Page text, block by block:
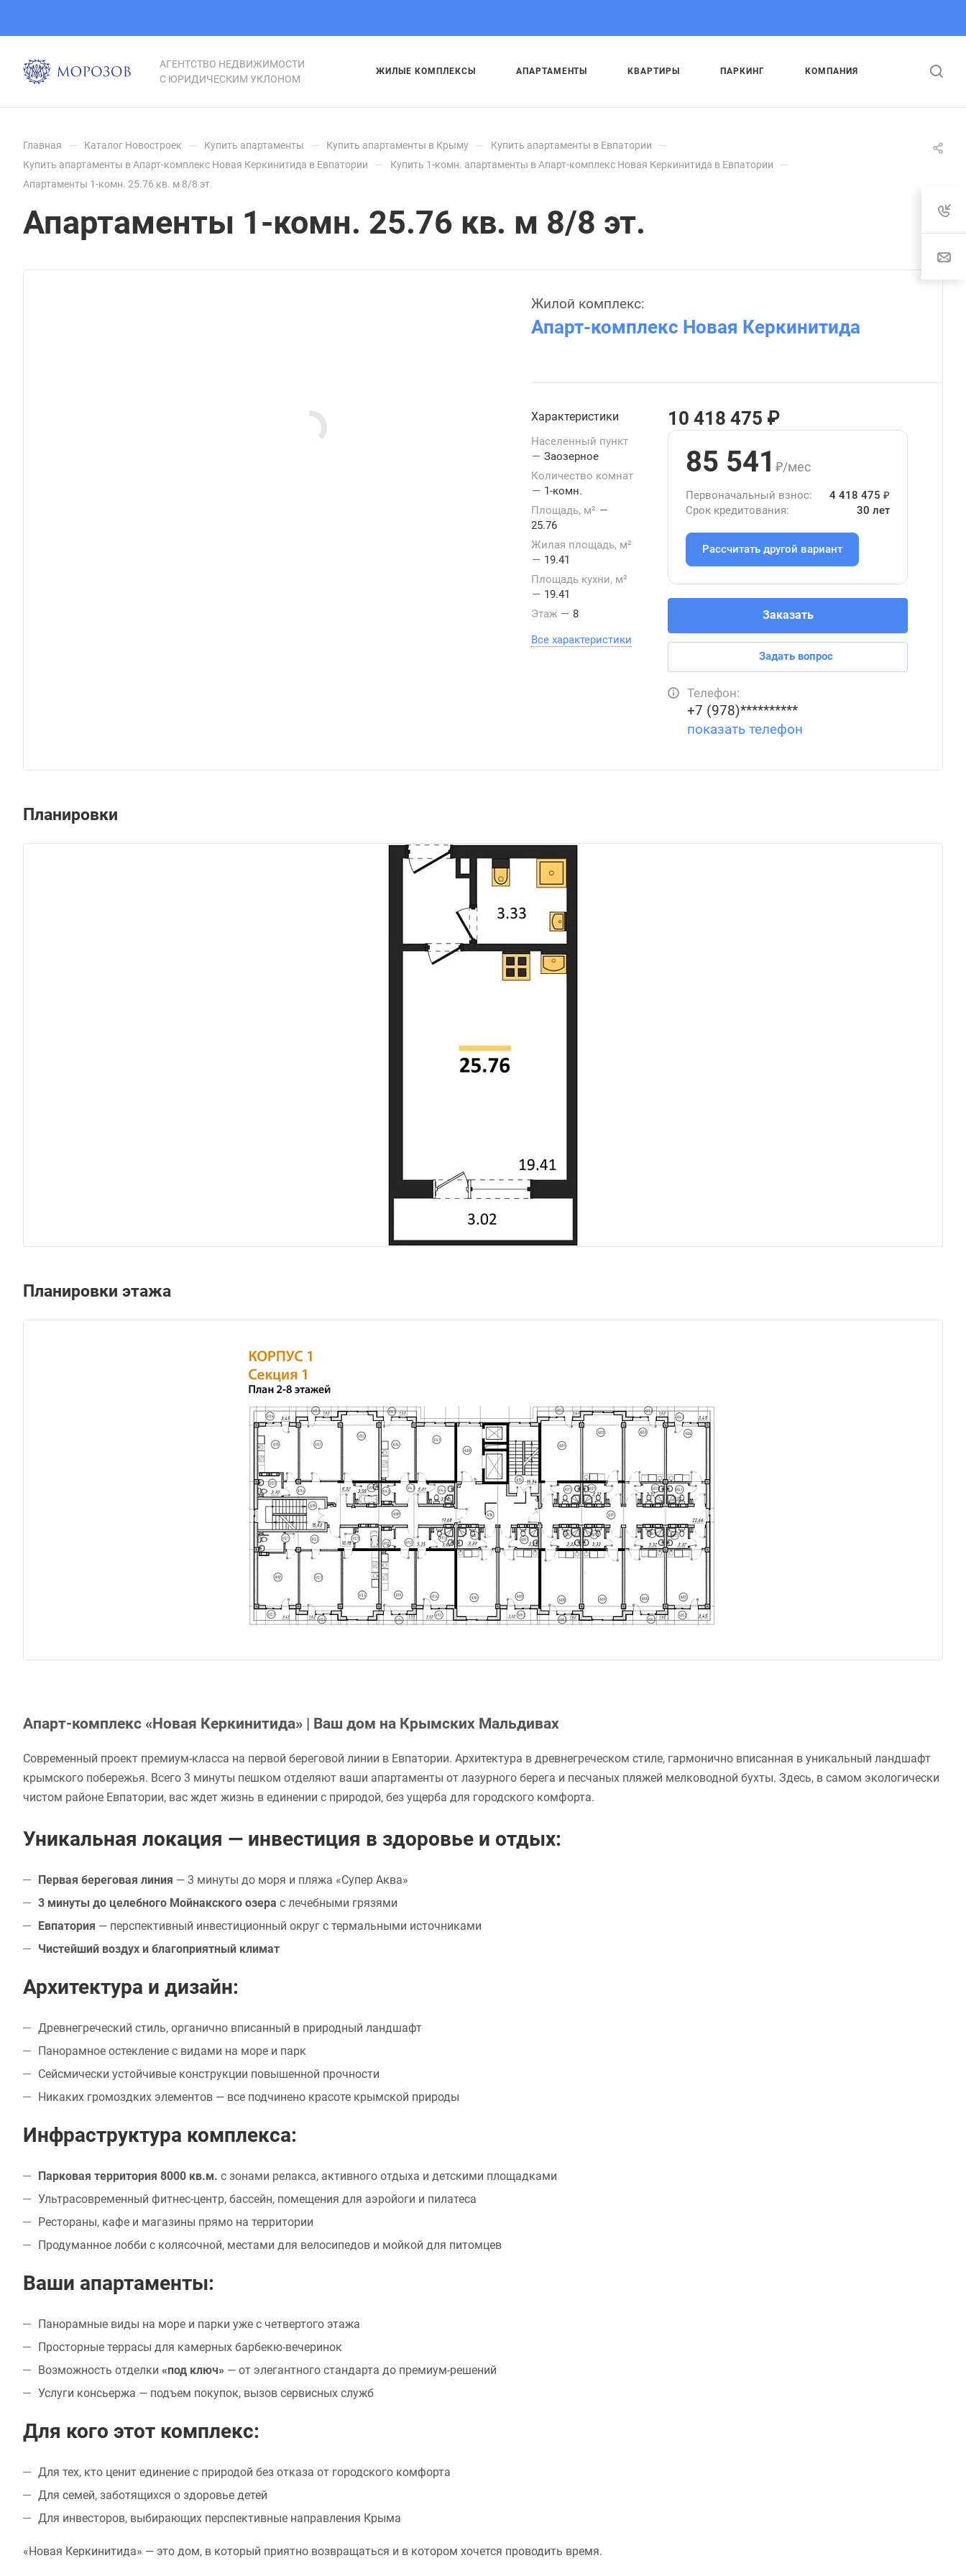
АГЕНТСТВО НЕДВИЖИМОСТИ
С ЮРИДИЧЕСКИМ УКЛОНОМ
ЖИЛЫЕ КОМПЛЕКСЫ АПАРТАМЕНТЫ КВАРТИРЫ ПАРКИНГ КОМПАНИЯ
Главная — Каталог Новостроек — Купить апартаменты — Купить апартаменты в Крыму — Купить апартаменты в Евпатории —
Купить апартаменты в Апарт-комплекс Новая Керкинитида в Евпатории — Купить 1-комн. апартаменты в Апарт-комплекс Новая Керкинитида в Евпатории —
Апартаменты 1-комн. 25.76 кв. м 8/8 эт.
Апартаменты 1-комн. 25.76 кв. м 8/8 эт.
Жилой комплекс:
Апарт-комплекс Новая Керкинитида
Характеристики
Населенный пункт
— Заозерное
Количество комнат
— 1-комн.
Площадь, м² —
25.76
Жилая площадь, м²
— 19.41
Площадь кухни, м²
— 19.41
Этаж — 8
Все характеристики
10 418 475 ₽
85 541 ₽/мес
Первоначальный взнос:
4 418 475 ₽
Срок кредитования:
30 лет
Рассчитать другой вариант
Заказать
Задать вопрос
Телефон:
+7 (978)**********
показать телефон
Планировки
Планировки этажа
Апарт-комплекс «Новая Керкинитида» | Ваш дом на Крымских Мальдивах
Современный проект премиум-класса на первой береговой линии в Евпатории. Архитектура в древнегреческом стиле, гармонично вписанная в уникальный ландшафт
крымского побережья. Всего 3 минуты пешком отделяют ваши апартаменты от лазурного берега и песчаных пляжей мелководной бухты. Здесь, в самом экологически
чистом районе Евпатории, вас ждет жизнь в единении с природой, без ущерба для городского комфорта.
Уникальная локация — инвестиция в здоровье и отдых:
Первая береговая линия — 3 минуты до моря и пляжа «Супер Аква»
3 минуты до целебного Мойнакского озера с лечебными грязями
Евпатория — перспективный инвестиционный округ с термальными источниками
Чистейший воздух и благоприятный климат
Архитектура и дизайн:
Древнегреческий стиль, органично вписанный в природный ландшафт
Панорамное остекление с видами на море и парк
Сейсмически устойчивые конструкции повышенной прочности
Никаких громоздких элементов — все подчинено красоте крымской природы
Инфраструктура комплекса:
Парковая территория 8000 кв.м. с зонами релакса, активного отдыха и детскими площадками
Ультрасовременный фитнес-центр, бассейн, помещения для аэройоги и пилатеса
Рестораны, кафе и магазины прямо на территории
Продуманное лобби с колясочной, местами для велосипедов и мойкой для питомцев
Ваши апартаменты:
Панорамные виды на море и парки уже с четвертого этажа
Просторные террасы для камерных барбекю-вечеринок
Возможность отделки «под ключ» — от элегантного стандарта до премиум-решений
Услуги консьержа — подъем покупок, вызов сервисных служб
Для кого этот комплекс:
Для тех, кто ценит единение с природой без отказа от городского комфорта
Для семей, заботящихся о здоровье детей
Для инвесторов, выбирающих перспективные направления Крыма
«Новая Керкинитида» — это дом, в который приятно возвращаться и в котором хочется проводить время.